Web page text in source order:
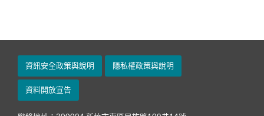
資訊安全政策與說明 隱私權政策與說明
資料開放宣告